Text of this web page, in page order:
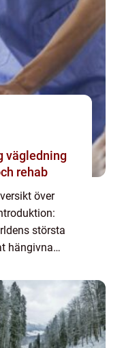
rehab
över
största
hängivna
90 kil...